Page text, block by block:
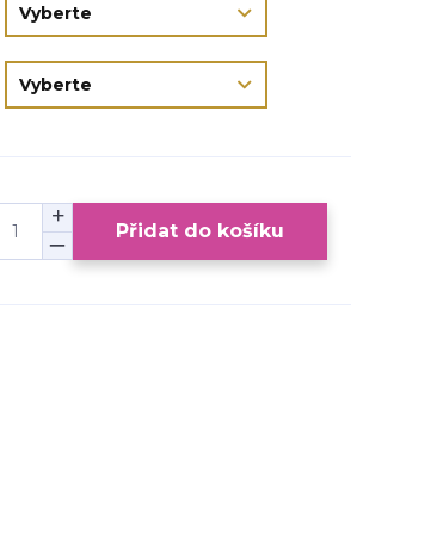
Přidat do košíku